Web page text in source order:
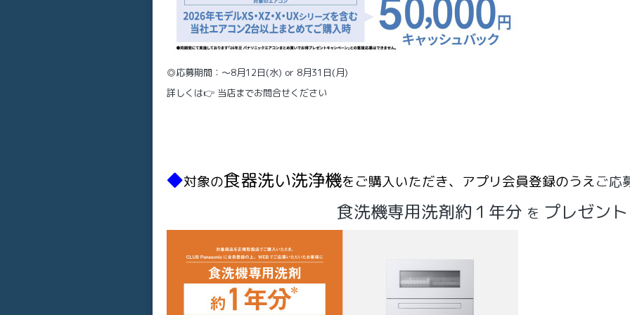
◎応募期間：～8月12日(水) or 8月31日(月)
詳しくは👉 当店までお問合せください
◆対象の食器洗い洗浄機をご購入いただき、アプリ会員登録のうえご応
食洗機専用洗剤約１年分 を プレゼント